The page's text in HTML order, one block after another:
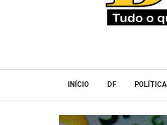
INÍCIO DF POLÍTICA